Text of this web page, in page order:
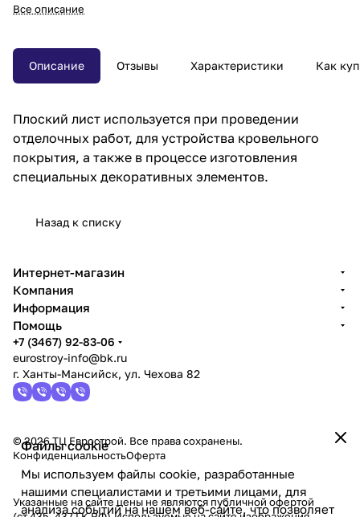
Все описание
Описание Отзывы Характеристики Как
Плоский лист используется при проведении
отделочных работ, для устройства кровельного
покрытия, а также в процессе изготовления
специальных декоративных элементов.
Назад к списку
Файлы cookie
Мы используем файлы cookie, разработанные
нашими специалистами и третьими лицами, для
анализа событий на нашем веб-сайте, что позволяет
Интернет-магазин
Компания
Информация
Помощь
+7 (3467) 92-83-06
eurostroy-info@bk.ru
г. Ханты-Мансийск, ул. Чехова 82
© 2026 ТЦ Еврострой. Все права сохранены.
КонфиденциальностьОферта
Указанные на сайте цены не являются публичной офертой